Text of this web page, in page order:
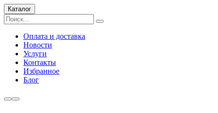
Каталог
Оплата и доставка
Новости
Услуги
Контакты
Избранное
Блог